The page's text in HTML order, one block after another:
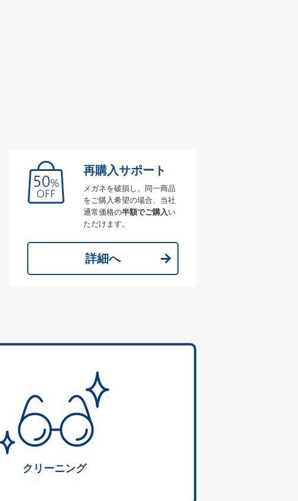
再購入サポート
メガネを破損し、同一商品
をご購入希望の場合、当社
通常価格の半額でご購入 い
ただけます。
詳細へ
クリーニング